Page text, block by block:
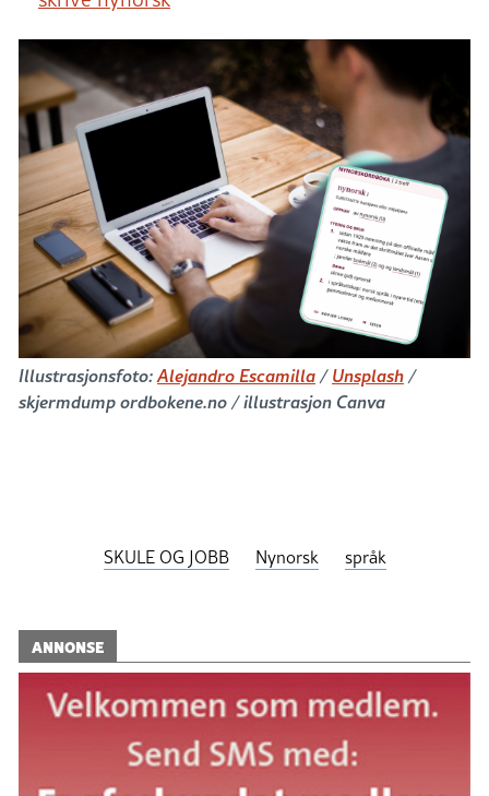
Illustrasjonsfoto:Alejandro Escamilla/Unsplash/
skjermdump ordbokene.no / illustrasjon Canva
SKULE OG JOBB Nynorsk språk
ANNONSE